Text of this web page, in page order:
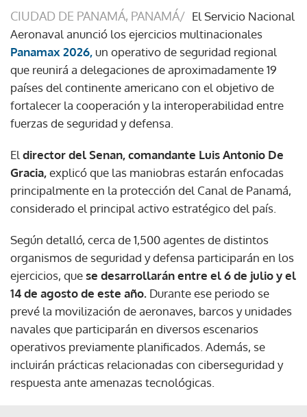
CIUDAD DE PANAMÁ, PANAMÁ/ El Servicio Nacional
Aeronaval anunció los ejercicios multinacionales
Panamax 2026,un operativo de seguridad regional
que reunirá a delegaciones de aproximadamente 19
países del continente americano con el objetivo de
fortalecer la cooperación y la interoperabilidad entre
fuerzas de seguridad y defensa.
El director del Senan, comandante Luis Antonio De
Gracia,explicó que las maniobras estarán enfocadas
principalmente en la protección del Canal de Panamá,
considerado el principal activo estratégico del país.
Según detalló, cerca de 1,500 agentes de distintos
organismos de seguridad y defensa participarán en los
ejercicios, quese desarrollarán entre el 6 de julio y el
14 de agosto de este año. Durante ese periodo se
prevé la movilización de aeronaves, barcos y unidades
navales que participarán en diversos escenarios
operativos previamente planificados. Además, se
incluirán prácticas relacionadas con ciberseguridad y
respuesta ante amenazas tecnológicas.